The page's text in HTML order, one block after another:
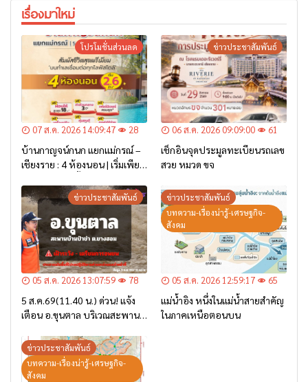
เรื่องมาใหม่
โปรโมชั่นส่วนลด
07 ส.ค. 2026 14:09:47 28
บ้านกาญจน์กนก แยกแม่กรณ์ –
เชียงราย : 4 ห้องนอน | เริ่มเพียง
ข่าวประชาสัมพันธ์
06 ส.ค. 2026 09:09:00 61
เช็กอินจุดประมูลทะเบียนรถเลข
สวย หมวด ขจ
ข่าวประชาสัมพันธ์
05 ส.ค. 2026 13:07:59 78
5 ส.ค.69(11.40 น.) ด่วน! แจ้ง
เตือน อ.ขุนตาล บริเวณสะพาน
– เตรียมการอพยพ”
ข่าวประชาสัมพันธ์
บทความ-เรื่องน่ารู้-เศรษฐกิจ-
สังคม
05 ส.ค. 2026 12:59:17 65
แม่น้ำอิง หนึ่งในแม่น้ำสายสำคัญ
ในภาคเหนือตอนบน
ข่าวประชาสัมพันธ์
บทความ-เรื่องน่ารู้-เศรษฐกิจ-
สังคม